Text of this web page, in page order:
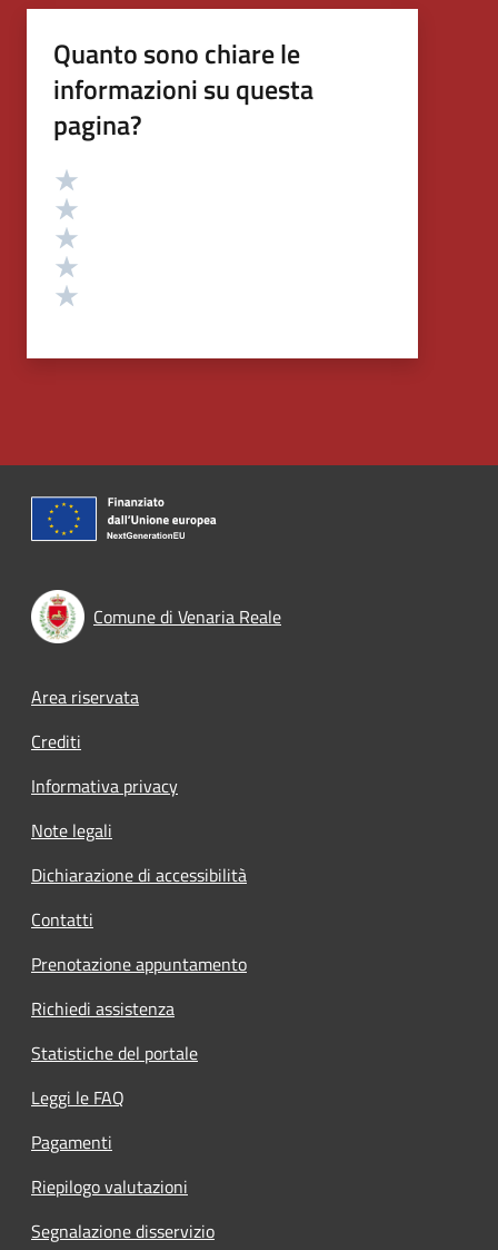
Quanto sono chiare le
informazioni su questa
pagina?
Valutazione
Comune di Venaria Reale
Footer menu
Area riservata
Crediti
Informativa privacy
Note legali
Dichiarazione di accessibilità
Contatti
Prenotazione appuntamento
Richiedi assistenza
Statistiche del portale
Leggi le FAQ
Pagamenti
Riepilogo valutazioni
Segnalazione disservizio